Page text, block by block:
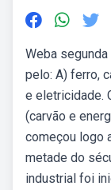
Weba
pelo: A) ferro,
e eletricidade.
(carvão e
começou logo
metade do
industrial foi